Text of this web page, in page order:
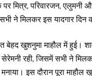
मित्र, परिवारजन, एलुमनी
ने मिलकर इस यादगार दिन
बेहद खुशनुमा माहौल में हुई।
रही, जिसमें सभी ने
इस दौरान पूरा माहौल